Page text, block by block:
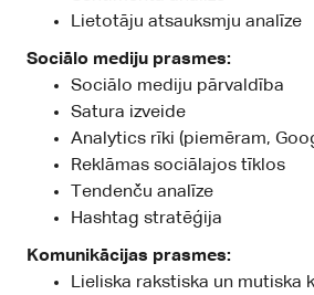
Lietotāju atsauksmju analīze
Sociālo mediju prasmes:
Sociālo mediju pārvaldība
Satura izveide
Analytics rīki (piemēram,
Reklāmas sociālajos tīklos
Tendenču analīze
Hashtag stratēģija
Komunikācijas prasmes:
Lieliska rakstiska un mutiska